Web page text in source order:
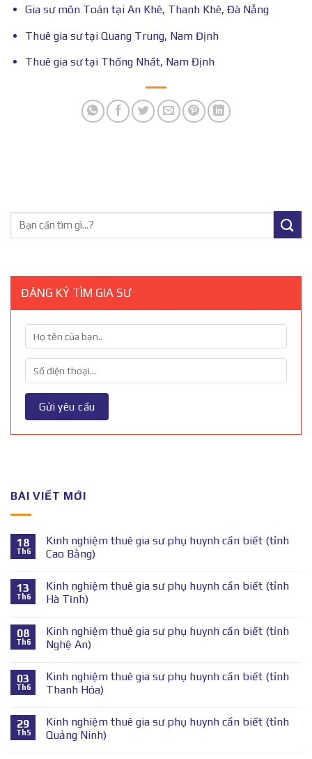
Gia sư môn Toán tại An Khê, Thanh Khê, Đà Nẵng
Thuê gia sư tại Quang Trung, Nam Định
Thuê gia sư tại Thống Nhất, Nam Định
ĐĂNG KÝ TÌM GIA SƯ
BÀI VIẾT MỚI
18
Th6
Kinh nghiệm thuê gia sư phụ huynh cần biết (tỉnh
Cao Bằng)
13
Th6
Kinh nghiệm thuê gia sư phụ huynh cần biết (tỉnh
Hà Tĩnh)
08
Th6
Kinh nghiệm thuê gia sư phụ huynh cần biết (tỉnh
Nghệ An)
03
Th6
Kinh nghiệm thuê gia sư phụ huynh cần biết (tỉnh
Thanh Hóa)
29
Th5
Kinh nghiệm thuê gia sư phụ huynh cần biết (tỉnh
Quảng Ninh)